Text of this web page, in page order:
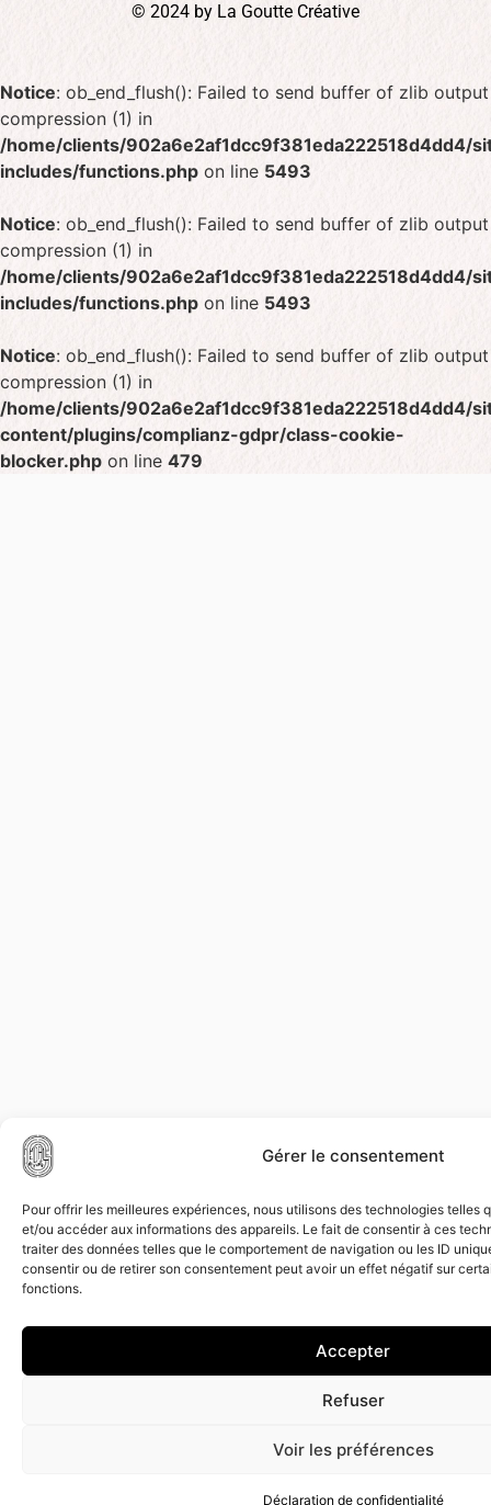
Gérer le consentement
Pour offrir les meilleures expériences, nous utilisons des technologies telles
et/ou accéder aux informations des appareils. Le fait de consentir à ces
traiter des données telles que le comportement de navigation ou les ID
consentir ou de retirer son consentement peut avoir un effet négatif sur
fonctions.
Accepter
Refuser
Voir les préférences
Déclaration de confidentialité
© 2024 by La Goutte Créative
Notice: ob_end_flush(): Failed to send buffer of zlib output
compression (1) in
/home/clients/902a6e2af1dcc9f381eda222518d4dd4/
includes/functions.php on line 5493
Notice: ob_end_flush(): Failed to send buffer of zlib output
compression (1) in
/home/clients/902a6e2af1dcc9f381eda222518d4dd4/
includes/functions.php on line 5493
Notice: ob_end_flush(): Failed to send buffer of zlib output
compression (1) in
/home/clients/902a6e2af1dcc9f381eda222518d4dd4/
content/plugins/complianz-gdpr/class-cookie-
blocker.php on line 479